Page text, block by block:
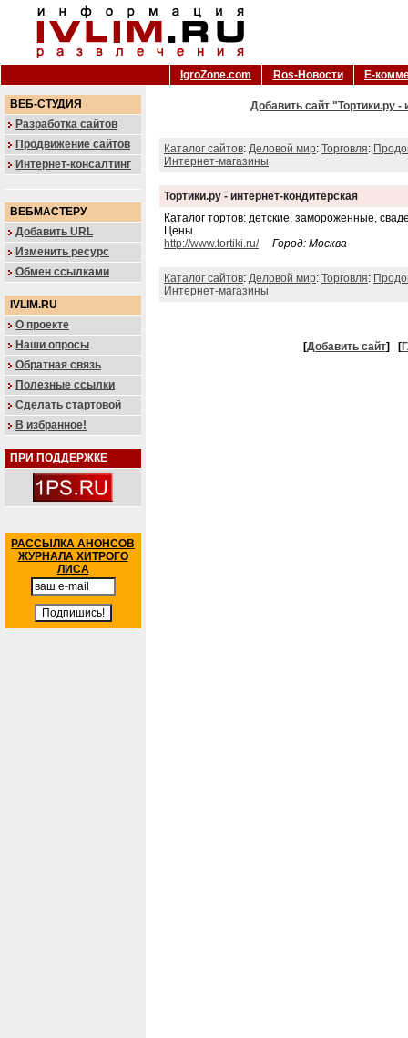
IgroZone.com Ros-Новости Е-
ВЕБ-СТУДИЯ
Разработка сайтов
Продвижение сайтов
Интернет-консалтинг
ВЕБМАСТЕРУ
Добавить URL
Изменить ресурс
Обмен ссылками
IVLIM.RU
О проекте
Наши опросы
Обратная связь
Полезные ссылки
Сделать стартовой
В избранное!
ПРИ ПОДДЕРЖКЕ
РАССЫЛКА АНОНСОВ
ЖУРНАЛА ХИТРОГО
ЛИСА
Добавить сайт "Тортики.ру -
Каталог сайтов: Деловой мир: Торговля:
Интернет-магазины
Тортики.ру - интернет-кондитерская
Каталог тортов: детские, замороженные,
Цены.
http://www.tortiki.ru/
Город: Москва
Каталог сайтов: Деловой мир: Торговля:
Интернет-магазины
[Добавить сайт] [